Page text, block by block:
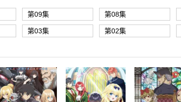
第09集 第08集
第03集 第02集